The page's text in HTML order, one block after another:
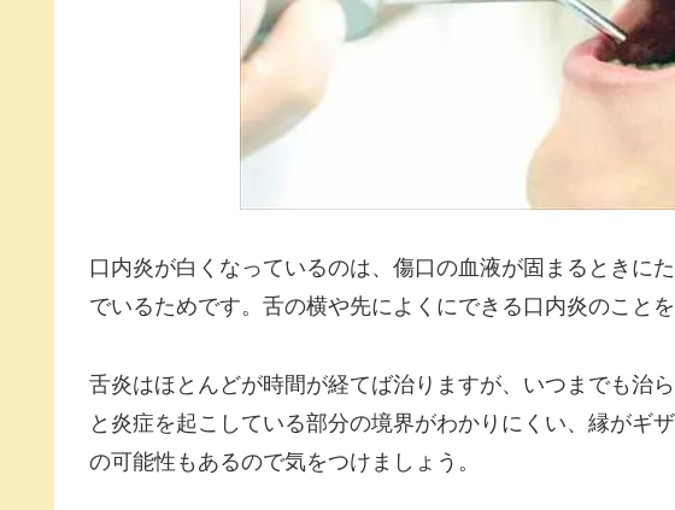
口内炎が白くなっているのは、傷口の血液が固まるときに
でいるためです。舌の横や先によくにできる口内炎のことを
舌炎はほとんどが時間が経てば治りますが、いつまでも治
と炎症を起こしている部分の境界がわかりにくい、縁がギ
の可能性もあるので気をつけましょう。